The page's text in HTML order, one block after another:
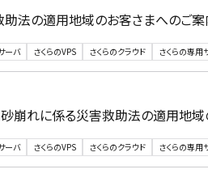
法の適用地域のお客さまへのご案
ーバ さくらのVPS さくらのクラウド さくらの専用
崩れに係る災害救助法の適用地域
ーバ さくらのVPS さくらのクラウド さくらの専用